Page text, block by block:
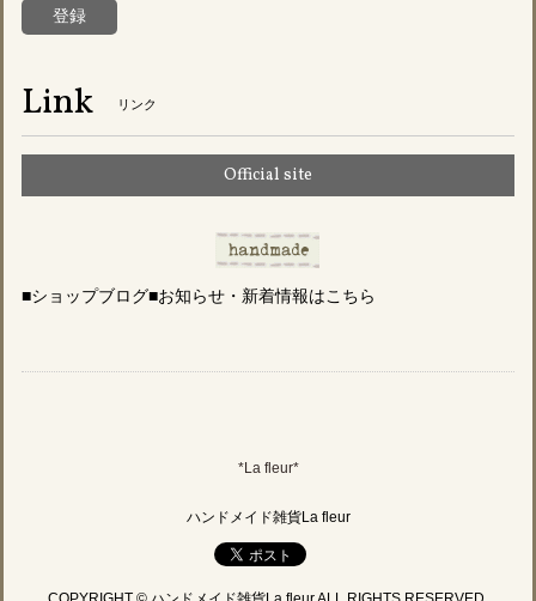
登録
Link リンク
Official site
■ショップブログ■お知らせ・新着情報はこちら
*La fleur*
ハンドメイド雑貨La fleur